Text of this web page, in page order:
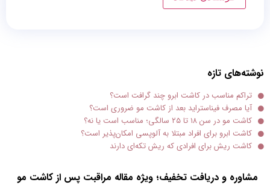
نوشته‌های تازه
تراکم مناسب در کاشت ابرو چند گرافت است؟
آیا مصرف فیناستراید بعد از کاشت مو ضروری است؟
کاشت مو در سن ۱۸ تا ۲۵ سالگی؛ مناسب است یا نه؟
کاشت ابرو برای افراد مبتلا به آلوپسی امکان‌پذیر است؟
کاشت ریش برای افرادی که ریش تکه‌ای دارند
مشاوره و دریافت تخفیف؛ ویژه مقاله مراقبت پس از کاشت مو